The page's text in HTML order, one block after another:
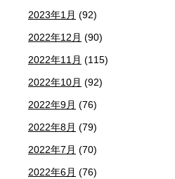
2023年1月 (92)
2022年12月 (90)
2022年11月 (115)
2022年10月 (92)
2022年9月 (76)
2022年8月 (79)
2022年7月 (70)
2022年6月 (76)